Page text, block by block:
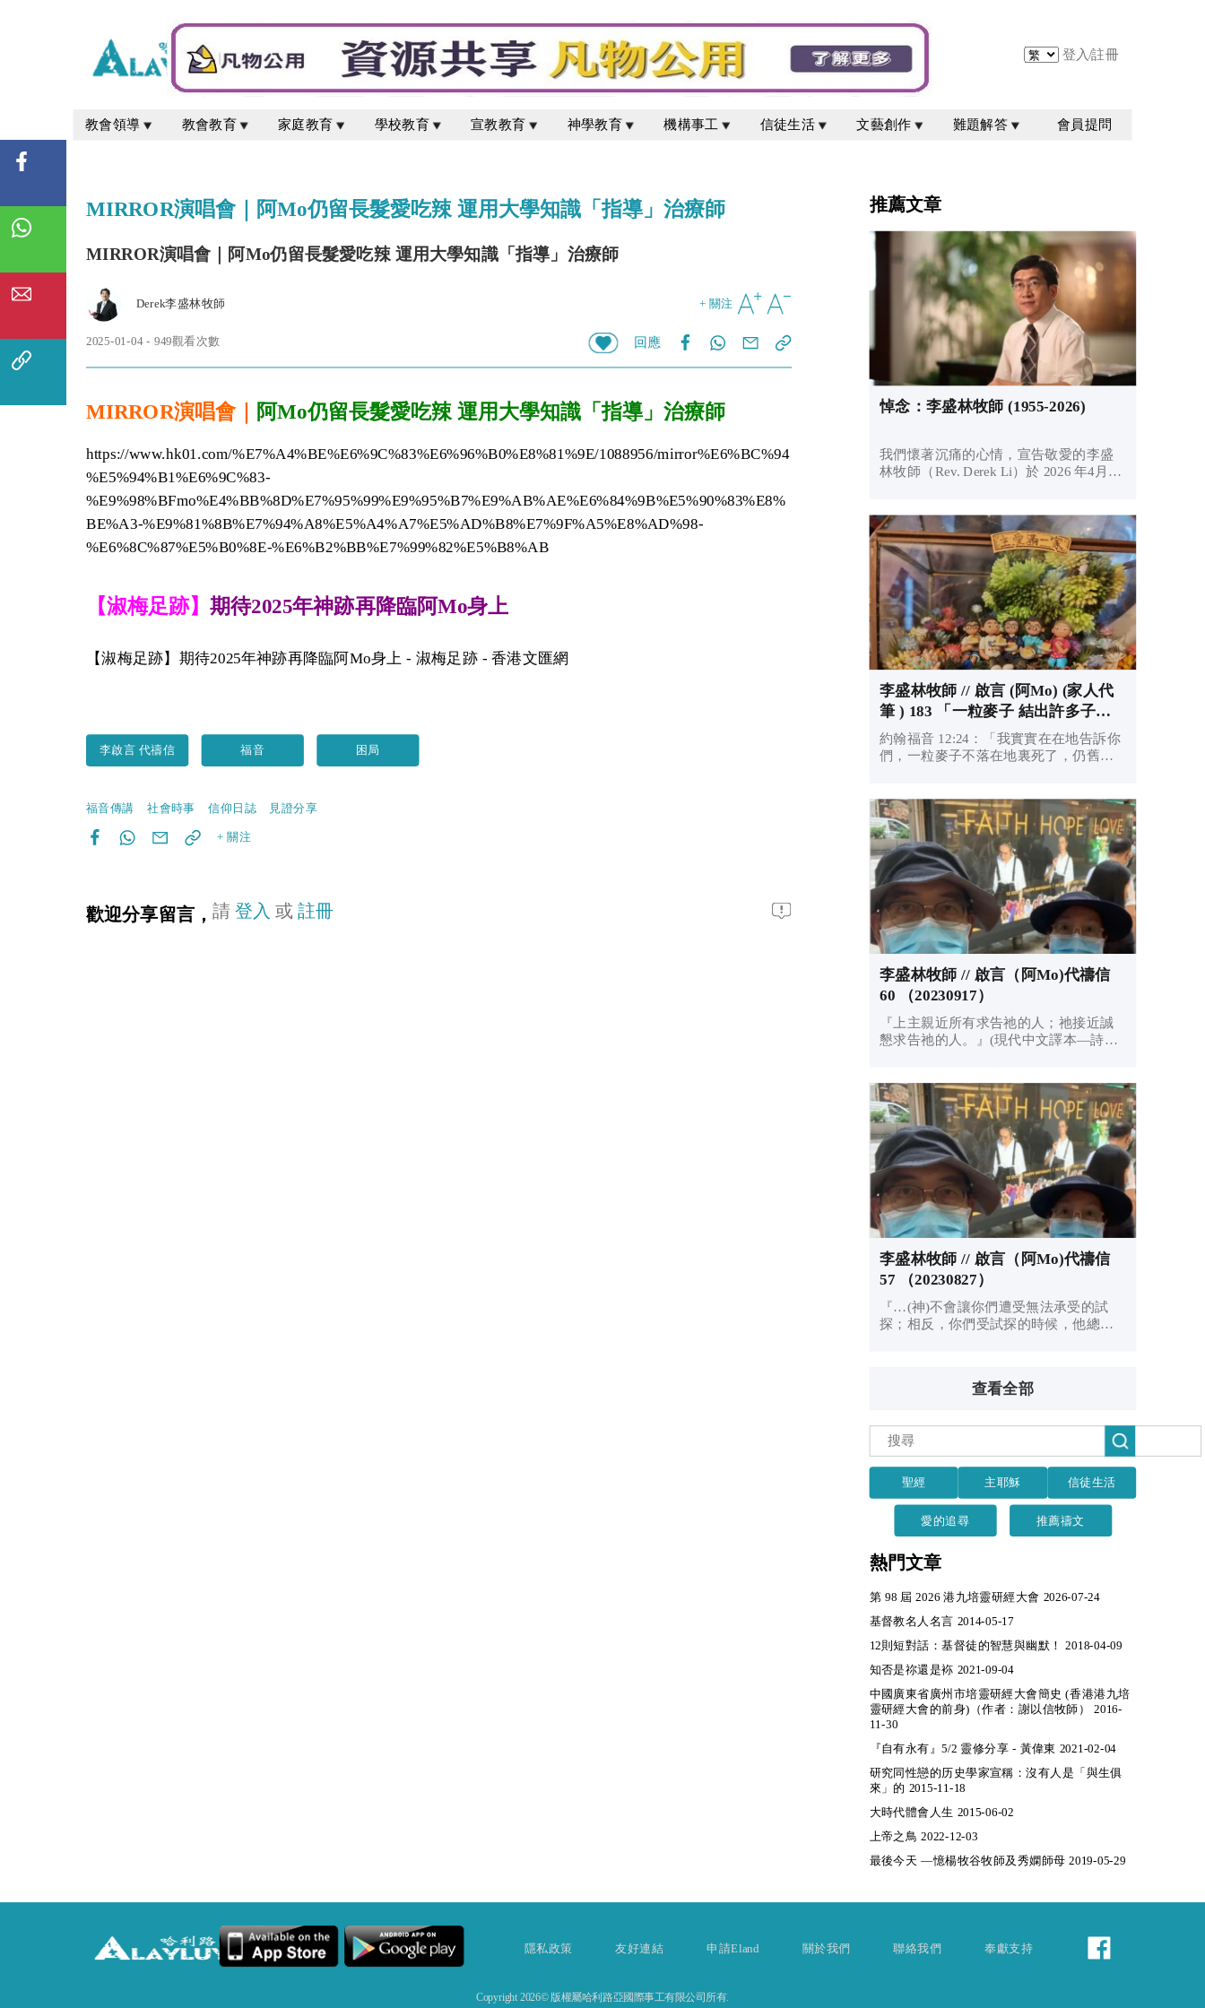
登入/註冊
教會領導 教會教育 家庭教育 學校教育 宣教教育 神學教育 機構事工 信徒生活 文藝創作 難題解答 會員提問
MIRROR演唱會｜阿Mo仍留長髮愛吃辣 運用大學知識「指導」治療師
MIRROR演唱會｜阿Mo仍留長髮愛吃辣 運用大學知識「指導」治療師
+ 關注
Derek李盛林牧師
2025-01-04 - 949觀看次數 回應
MIRROR演唱會｜ 阿Mo仍留長髮愛吃辣 運用大學知識「指導」治療師
https://www.hk01.com/%E7%A4%BE%E6%9C%83%E6%96%B0%E8%81%9E/1088956/mirror%E6%BC%94
%E5%94%B1%E6%9C%83-
%E9%98%BFmo%E4%BB%8D%E7%95%99%E9%95%B7%E9%AB%AE%E6%84%9B%E5%90%83%E8%
BE%A3-%E9%81%8B%E7%94%A8%E5%A4%A7%E5%AD%B8%E7%9F%A5%E8%AD%98-
%E6%8C%87%E5%B0%8E-%E6%B2%BB%E7%99%82%E5%B8%AB
【淑梅足跡】期待2025年神跡再降臨阿Mo身上
【淑梅足跡】期待2025年神跡再降臨阿Mo身上 - 淑梅足跡 - 香港文匯網
李啟言 代禱信 福音 困局
福音傳講 社會時事 信仰日誌 見證分享
+ 關注
歡迎分享留言，請登入或註冊
推薦文章
悼念：李盛林牧師 (1955-2026)
我們懷著沉痛的心情，宣告敬愛的李盛
林牧師（Rev. Derek Li）於 2026 年4月25
李盛林牧師 // 啟言 (阿Mo) (家人代
筆 ) 183 「一粒麥子 結出許多子
粒」
約翰福音 12:24：「我實實在在地告訴你
們，一粒麥子不落在地裏死了，仍舊是
李盛林牧師 // 啟言（阿Mo)代禱信
60 （20230917）
『上主親近所有求告祂的人；祂接近誠
懇求告祂的人。』(現代中文譯本—詩篇
李盛林牧師 // 啟言（阿Mo)代禱信
57 （20230827）
『…(神)不會讓你們遭受無法承受的試
探；相反，你們受試探的時候，他總會
查看全部
聖經 主耶穌 信徒生活
愛的追尋 推薦禱文
熱門文章
第 98 屆 2026 港九培靈研經大會 2026-07-24
基督教名人名言 2014-05-17
12則短對話：基督徒的智慧與幽默！ 2018-04-09
知否是祢還是袮 2021-09-04
中國廣東省廣州市培靈研經大會簡史 (香港港九培
靈研經大會的前身)（作者：謝以信牧師） 2016-
11-30
『自有永有』5/2 靈修分享 - 黃偉東 2021-02-04
研究同性戀的历史學家宣稱：沒有人是「與生俱
來」的 2015-11-18
大時代體會人生 2015-06-02
上帝之鳥 2022-12-03
最後今天 —憶楊牧谷牧師及秀嫻師母 2019-05-29
隱私政策 友好連結 申請Eland 關於我們 聯絡我們 奉獻支持
Copyright 2026© 版權屬哈利路亞國際事工有限公司所有.